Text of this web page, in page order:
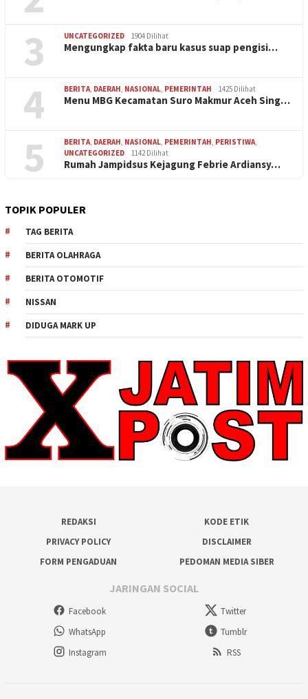
3 UNCATEGORIZED 1904 Dilihat
Mengungkap fakta baru kasus suap pengisi…
4 BERITA, DAERAH, NASIONAL, PEMERINTAH 1425 Dilihat
Menu MBG Kecamatan Suro Makmur Aceh Sing…
5 BERITA, DAERAH, NASIONAL, PEMERINTAH, PERISTIWA,
UNCATEGORIZED
1142 Dilihat
Rumah Jampidsus Kejagung Febrie Ardiansy…
TOPIK POPULER
TAG BERITA
BERITA OLAHRAGA
BERITA OTOMOTIF
NISSAN
DIDUGA MARK UP
REDAKSI
KODE ETIK
PRIVACY POLICY
DISCLAIMER
FORM PENGADUAN
PEDOMAN MEDIA SIBER
JARINGAN SOCIAL
Facebook
Twitter
WhatsApp
Tumblr
Instagram
RSS